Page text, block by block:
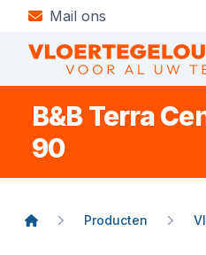
Mail ons
B&B Terra
90
Producten